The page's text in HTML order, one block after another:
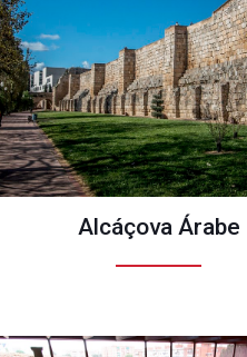
Alcáçova Árabe